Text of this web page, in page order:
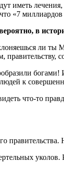
иметь
«7
в
к
что-то